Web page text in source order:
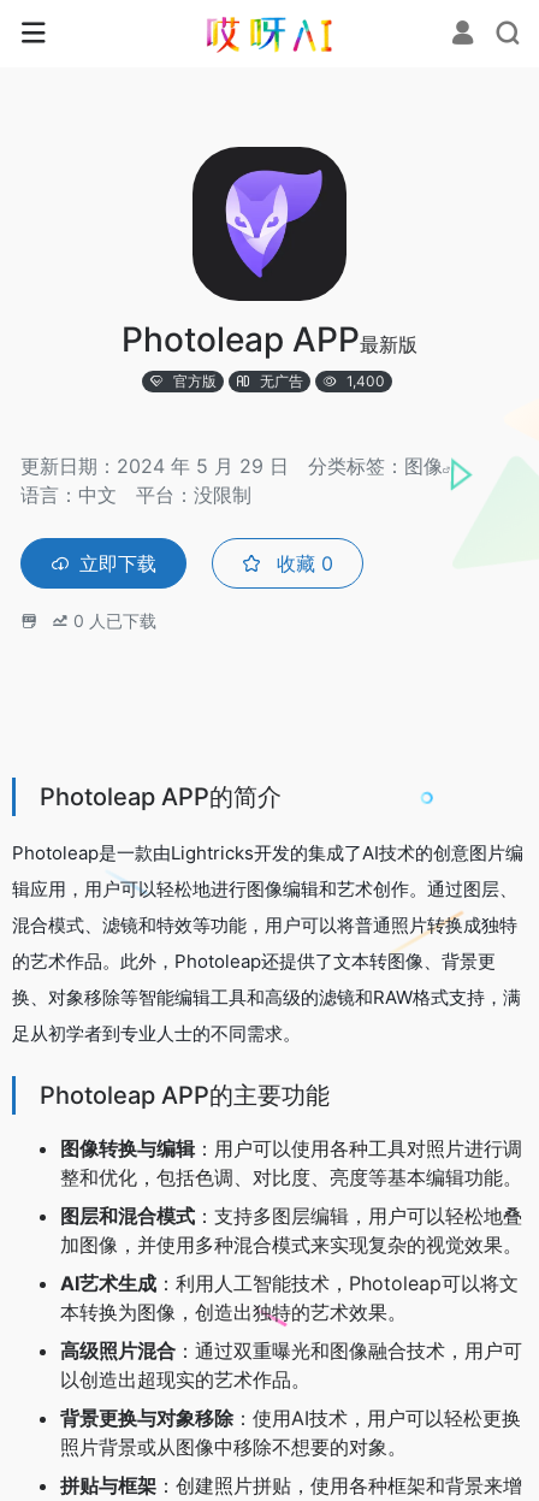
Photoleap APP最新版
官方版 无广告 1,400
更新日期：2024 年 5 月 29 日 分类标签： 图像
语言：中文
平台：没限制
立即下载 收藏 0
0 人已下载
Photoleap APP的简介
Photoleap是一款由Lightricks开发的集成了AI技术的创意图片编
辑应用，用户可以轻松地进行图像编辑和艺术创作。通过图层、
混合模式、滤镜和特效等功能，用户可以将普通照片转换成独特
的艺术作品。此外，Photoleap还提供了文本转图像、背景更
换、对象移除等智能编辑工具和高级的滤镜和RAW格式支持，满
足从初学者到专业人士的不同需求。
Photoleap APP的主要功能
图像转换与编辑：用户可以使用各种工具对照片进行调
整和优化，包括色调、对比度、亮度等基本编辑功能。
图层和混合模式 ：支持多图层编辑，用户可以轻松地叠
加图像，并使用多种混合模式来实现复杂的视觉效果。
AI艺术生成 ：利用人工智能技术，Photoleap可以将文
本转换为图像，创造出独特的艺术效果。
高级照片混合 ：通过双重曝光和图像融合技术，用户可
以创造出超现实的艺术作品。
背景更换与对象移除：使用AI技术，用户可以轻松更换
照片背景或从图像中移除不想要的对象。
拼贴与框架 ：创建照片拼贴，使用各种框架和背景来增